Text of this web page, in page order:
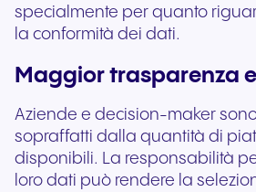
specialmente per quanto
la conformità dei dati.
Maggior trasparenza
Aziende e decision-maker
sopraffatti dalla quantità di
disponibili. La responsabilità
loro dati può rendere la